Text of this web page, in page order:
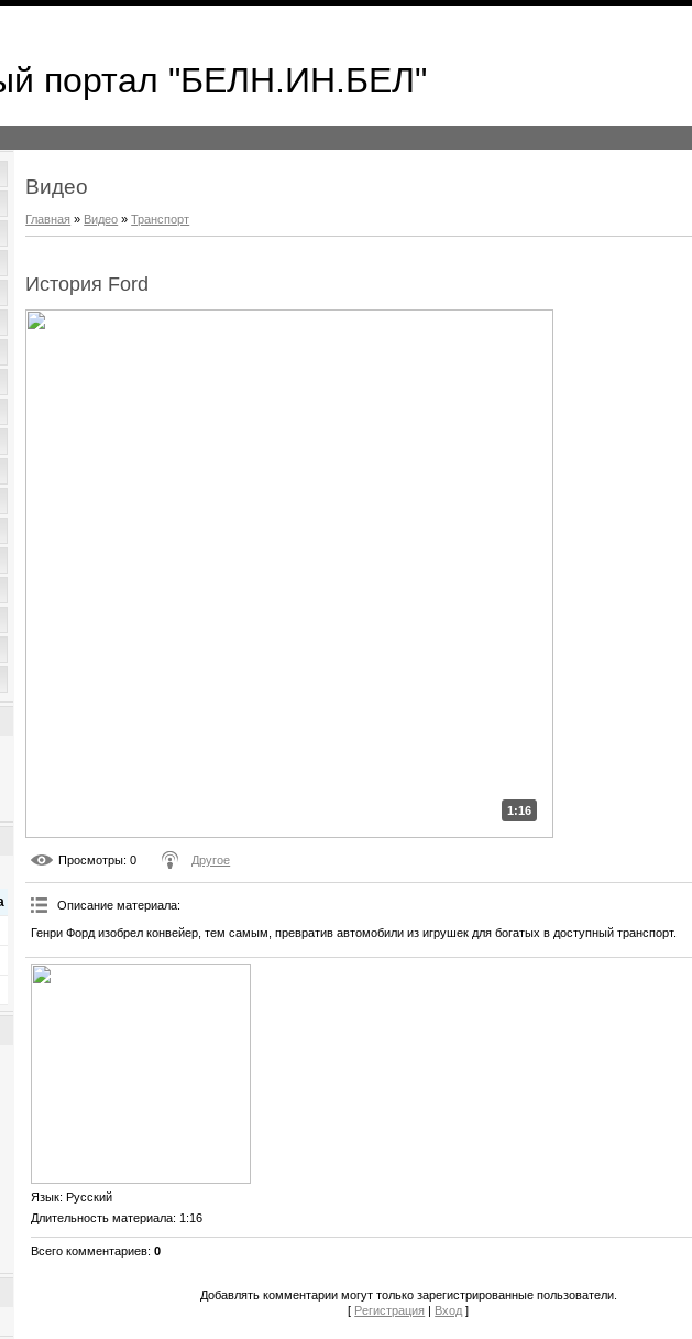
портал "БЕЛН.ИН.БЕЛ"
Видео
Главная » Видео »Транспорт
История Ford
1:16
Просмотры: 0 Другое
Описание материала:
Генри Форд изобрел конвейер, тем самым, превратив автомобили из игрушек для богатых в доступный транспорт.
Язык: Русский
Длительность материала: 1:16
Всего комментариев:0
Добавлять комментарии могут только зарегистрированные пользователи.
[ Регистрация | Вход ]